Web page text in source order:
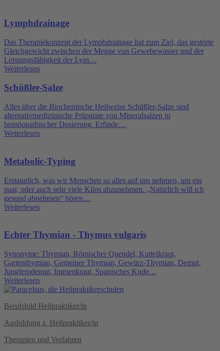
Lymphdrainage
Das Therapiekonzept der Lymphdrainage hat zum Ziel, das gestörte
Gleichgewicht zwischen der Menge von Gewebewasser und der
Leistungsfähigkeit der Lym…
Weiterlesen
Schüßler-Salze
Alles über die Biochemische Heilweise Schüßler-Salze sind
alternativmedizinische Präparate von Mineralsalzen in
homöopathischer Dosierung. Erfinde…
Weiterlesen
Metabolic-Typing
Erstaunlich, was wir Menschen so alles auf uns nehmen, um ein
paar, oder auch sehr viele Kilos abzunehmen. „Natürlich will ich
gesund abnehmen“ hören…
Weiterlesen
Echter Thymian - Thymus vulgaris
Synonyme: Thymian, Römischer Quendel, Kuttelkraut,
Gartenthymian, Gemeiner Thymian, Gewürz-Thymian, Demut,
Jungferndemut, Immenkraut, Spanisches Kude…
Weiterlesen
Berufsbild Heilpraktiker/in
Ausbildung z. Heilpraktiker/in
Therapien und Verfahren